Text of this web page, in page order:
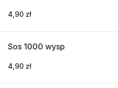
4,90 zł
Sos 1000 wysp
4,90 zł